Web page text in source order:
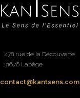
478 rue de la Découverte
31676 Labège
contact@kantsens.com